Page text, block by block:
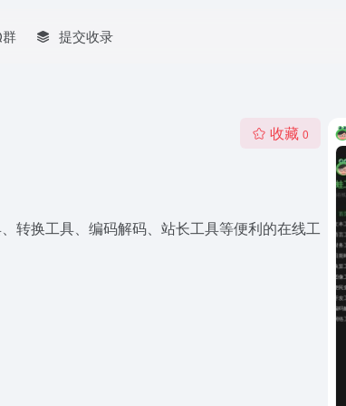
提交收录
收藏 0
转换工具、编码解码、站长工具等便利的在线工